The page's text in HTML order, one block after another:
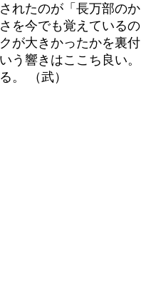
れたのが「長万部のか
を今でも覚えているの
が大きかったかを裏付
う響きはここち良い。
。 （武）